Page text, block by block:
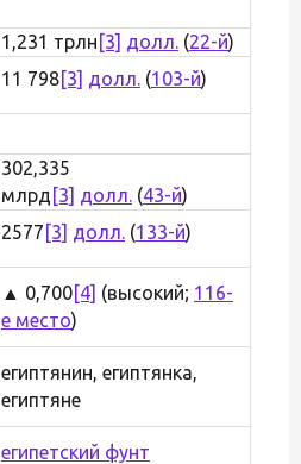
1,231 трлн [3] долл. (22-й)
11 798[3] долл. (103-й)
302,335
млрд [3] долл. (43-й)
2577 [3] долл. (133-й)
▲ 0,700[4] (высокий; 116-
е место)
египтянин, египтянка,
египтяне
египетский фунт